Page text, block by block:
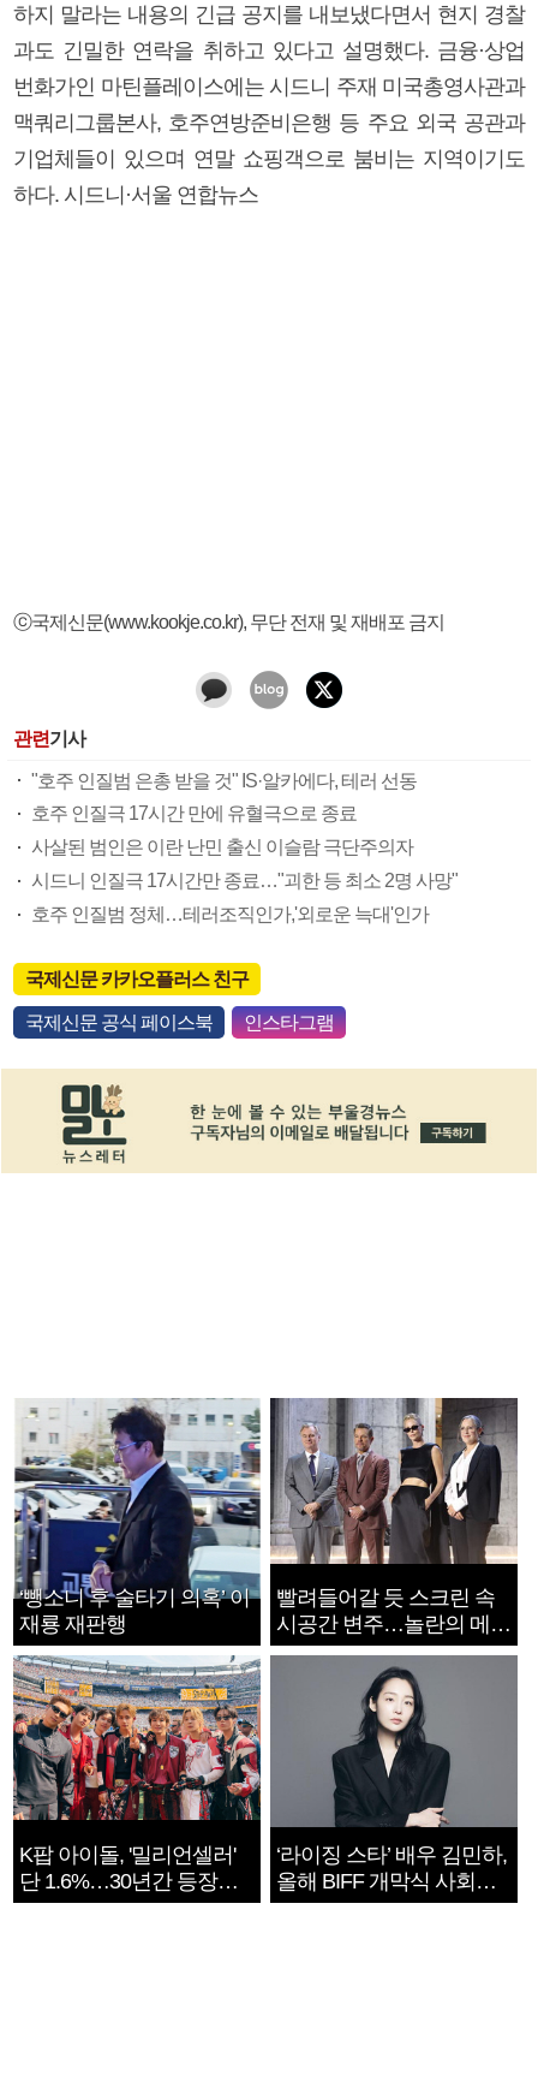
하지 말라는 내용의 긴급 공지를 내보냈다면서 현지 경찰
과도 긴밀한 연락을 취하고 있다고 설명했다. 금융·상업
번화가인 마틴플레이스에는 시드니 주재 미국총영사관과
맥쿼리그룹본사, 호주연방준비은행 등 주요 외국 공관과
기업체들이 있으며 연말 쇼핑객으로 붐비는 지역이기도
하다. 시드니·서울 연합뉴스
ⓒ국제신문(www.kookje.co.kr), 무단 전재 및 재배포 금지
관련기사
"호주 인질범 은총 받을 것" IS·알카에다, 테러 선동
호주 인질극 17시간 만에 유혈극으로 종료
사살된 범인은 이란 난민 출신 이슬람 극단주의자
시드니 인질극 17시간만 종료…"괴한 등 최소 2명 사망"
호주 인질범 정체…테러조직인가,'외로운 늑대'인가
국제신문 카카오플러스 친구
국제신문 공식 페이스북 인스타그램
‘뺑소니 후 술타기 의혹’ 이
재룡 재판행
빨려들어갈 듯 스크린 속
시공간 변주…놀란의 메시
지는 ‘전쟁 속죄’
K팝 아이돌, '밀리언셀러'
단 1.6%…30년간 등장
1182개팀 전수조사
‘라이징 스타’ 배우 김민하,
올해 BIFF 개막식 사회자
확정